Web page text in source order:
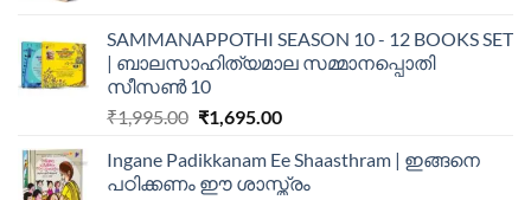
SAMMANAPPOTHI SEASON 10 - 12 BOOKS SET
| ബാലസാഹിത്യമാല സമ്മാനപ്പൊതി
സീസൺ 10
₹1,995.00 ₹1,695.00
Ingane Padikkanam Ee Shaasthram | ഇങ്ങനെ
പഠിക്കണം ഈ ശാസ്ത്രം